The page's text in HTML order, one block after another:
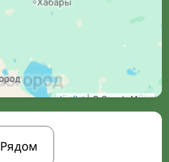
Leaflet| © Google Maps
Рядом